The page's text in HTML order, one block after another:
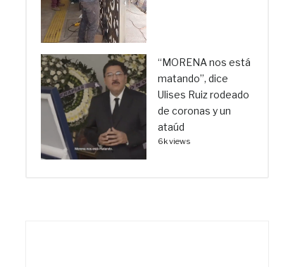
“MORENA nos está
matando”, dice
Ulises Ruiz rodeado
de coronas y un
ataúd
6k views